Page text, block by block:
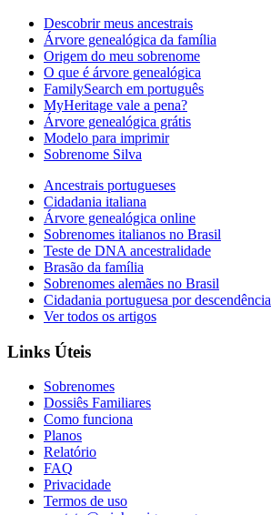
Descobrir meus ancestrais
Árvore genealógica da família
Origem do meu sobrenome
O que é árvore genealógica
FamilySearch em português
MyHeritage vale a pena?
Árvore genealógica grátis
Modelo para imprimir
Sobrenome Silva
Ancestrais portugueses
Cidadania italiana
Árvore genealógica online
Sobrenomes italianos no Brasil
Teste de DNA ancestralidade
Brasão da família
Sobrenomes alemães no Brasil
Cidadania portuguesa por descendência
Ver todos os artigos
Links Úteis
Sobrenomes
Dossiês Familiares
Como funciona
Planos
Relatório
FAQ
Privacidade
Termos de uso